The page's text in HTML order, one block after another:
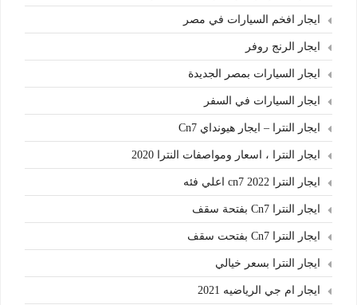
ايجار افخم السيارات في مصر
ايجار الرنج روفر
ايجار السيارات بمصر الجديدة
ايجار السيارات في السفر
ايجار النترا – ايجار هيونداي Cn7
ايجار النترا ، اسعار ومواصفات النترا 2020
ايجار النترا cn7 2022 اعلي فئه
ايجار النترا Cn7 بفتحة سقف
ايجار النترا Cn7 بفتحت سقف
ايجار النترا بسعر خيالي
ايجار ام جي الرياضيه 2021